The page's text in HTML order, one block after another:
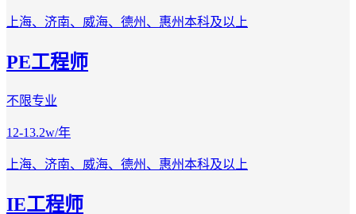
上海、济南、威海、德州、惠州本科及以上
PE工程师
不限专业
12-13.2w/年
上海、济南、威海、德州、惠州本科及以上
IE工程师